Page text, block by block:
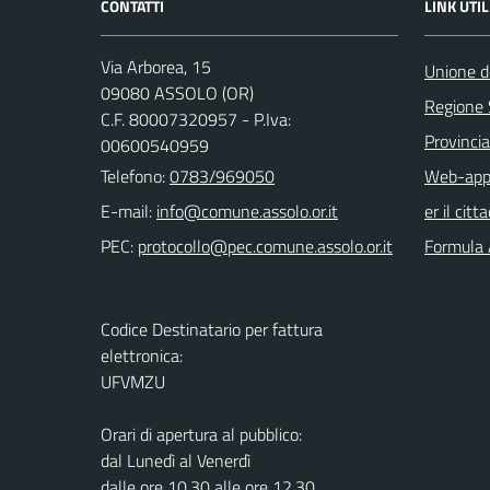
CONTATTI
Via Arborea, 15
09080 ASSOLO (OR)
C.F. 80007320957 - P.Iva:
00600540959
Telefono:0783/969050
E-mail:
PEC:
Codice Destinatario per fattura
elettronica:
UFVMZU
Orari di apertura al pubblico:
dal Lunedì al Venerdì
LINK
Unione
Regione
Web-
er il